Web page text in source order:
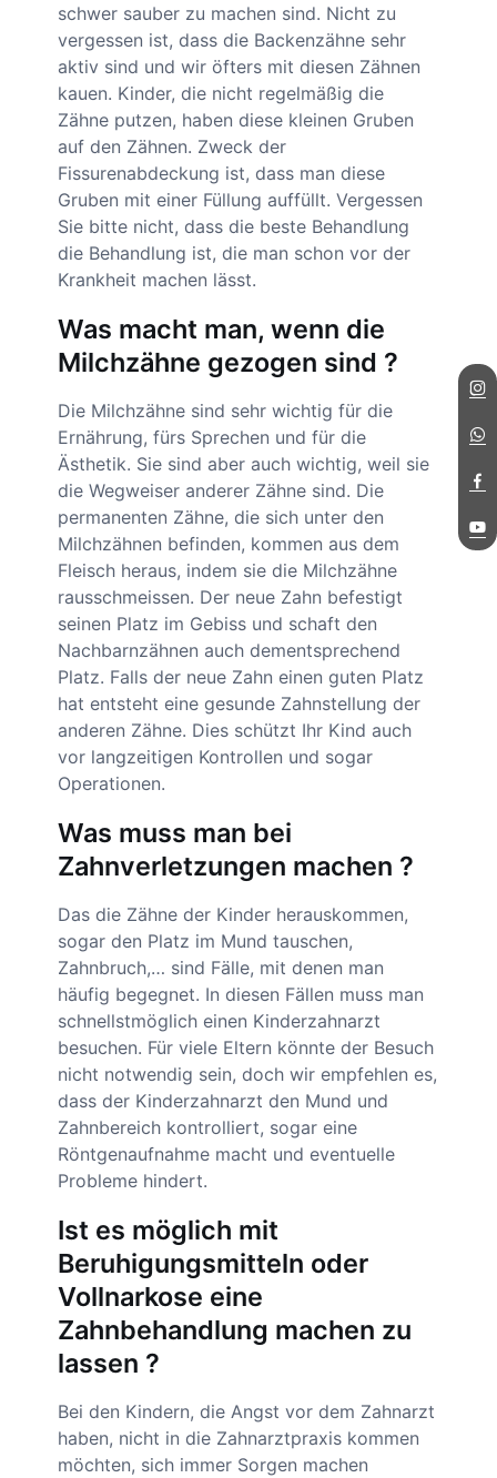
schwer sauber zu machen sind. Nicht zu
vergessen ist, dass die Backenzähne sehr
aktiv sind und wir öfters mit diesen Zähnen
kauen. Kinder, die nicht regelmäßig die
Zähne putzen, haben diese kleinen Gruben
auf den Zähnen. Zweck der
Fissurenabdeckung ist, dass man diese
Gruben mit einer Füllung auffüllt. Vergessen
Sie bitte nicht, dass die beste Behandlung
die Behandlung ist, die man schon vor der
Krankheit machen lässt.
Was macht man, wenn die
Milchzähne gezogen sind ?
Die Milchzähne sind sehr wichtig für die
Ernährung, fürs Sprechen und für die
Ästhetik. Sie sind aber auch wichtig, weil sie
die Wegweiser anderer Zähne sind. Die
permanenten Zähne, die sich unter den
Milchzähnen befinden, kommen aus dem
Fleisch heraus, indem sie die Milchzähne
rausschmeissen. Der neue Zahn befestigt
seinen Platz im Gebiss und schaft den
Nachbarnzähnen auch dementsprechend
Platz. Falls der neue Zahn einen guten Platz
hat entsteht eine gesunde Zahnstellung der
anderen Zähne. Dies schützt Ihr Kind auch
vor langzeitigen Kontrollen und sogar
Operationen.
Was muss man bei
Zahnverletzungen machen ?
Das die Zähne der Kinder herauskommen,
sogar den Platz im Mund tauschen,
Zahnbruch,… sind Fälle, mit denen man
häufig begegnet. In diesen Fällen muss man
schnellstmöglich einen Kinderzahnarzt
besuchen. Für viele Eltern könnte der Besuch
nicht notwendig sein, doch wir empfehlen es,
dass der Kinderzahnarzt den Mund und
Zahnbereich kontrolliert, sogar eine
Röntgenaufnahme macht und eventuelle
Probleme hindert.
Ist es möglich mit
Beruhigungsmitteln oder
Vollnarkose eine
Zahnbehandlung machen zu
lassen ?
Bei den Kindern, die Angst vor dem Zahnarzt
haben, nicht in die Zahnarztpraxis kommen
möchten, sich immer Sorgen machen